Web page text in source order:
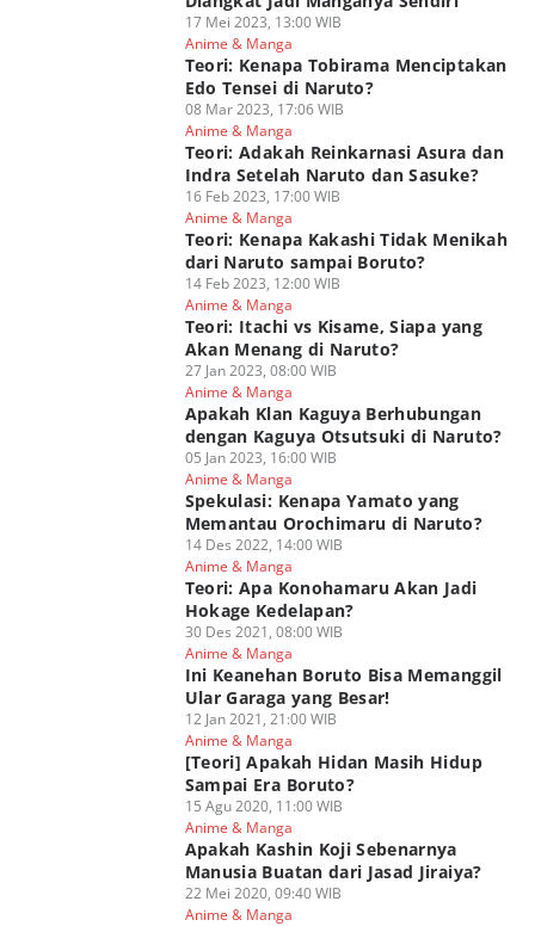
17 Mei 2023, 13:00 WIB
Anime & Manga
Teori: Kenapa Tobirama Menciptakan
Edo Tensei di Naruto?
08 Mar 2023, 17:06 WIB
Anime & Manga
Teori: Adakah Reinkarnasi Asura dan
Indra Setelah Naruto dan Sasuke?
16 Feb 2023, 17:00 WIB
Anime & Manga
Teori: Kenapa Kakashi Tidak Menikah
dari Naruto sampai Boruto?
14 Feb 2023, 12:00 WIB
Anime & Manga
Teori: Itachi vs Kisame, Siapa yang
Akan Menang di Naruto?
27 Jan 2023, 08:00 WIB
Anime & Manga
Apakah Klan Kaguya Berhubungan
dengan Kaguya Otsutsuki di Naruto?
05 Jan 2023, 16:00 WIB
Anime & Manga
Spekulasi: Kenapa Yamato yang
Memantau Orochimaru di Naruto?
14 Des 2022, 14:00 WIB
Anime & Manga
Teori: Apa Konohamaru Akan Jadi
Hokage Kedelapan?
30 Des 2021, 08:00 WIB
Anime & Manga
Ini Keanehan Boruto Bisa Memanggil
Ular Garaga yang Besar!
12 Jan 2021, 21:00 WIB
Anime & Manga
[Teori] Apakah Hidan Masih Hidup
Sampai Era Boruto?
15 Agu 2020, 11:00 WIB
Anime & Manga
Apakah Kashin Koji Sebenarnya
Manusia Buatan dari Jasad Jiraiya?
22 Mei 2020, 09:40 WIB
Anime & Manga